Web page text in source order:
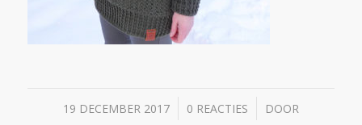
19 DECEMBER 2017
/ 0 REACTIES
/
DOOR